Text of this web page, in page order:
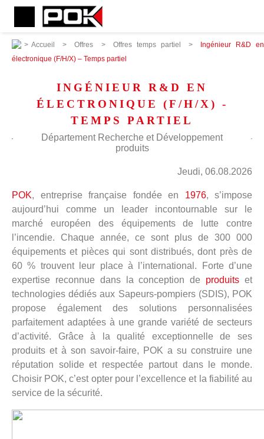
> Accueil > Offres > Offres temps partiel >
Ingénieur R&D en
électronique (F/H/X) – Temps partiel
INGÉNIEUR R&D EN
ÉLECTRONIQUE (F/H/X) -
TEMPS PARTIEL
Département Recherche et Développement
produits
Jeudi, 06.08.2026
POK, entreprise française fondée en 1976, s’impose
aujourd’hui comme un leader incontournable sur le
marché européen des équipements de lutte contre
l’incendie. Chaque année, ce sont plus de 300 000
équipements et pièces qui sont distribués, dont près de
60 % trouvent leur place à l’international. Forte d’une
expertise reconnue dans la conception de produitset
technologies dédiés aux Sapeurs-pompiers (SDIS), POK
propose également des solutions personnalisées
parfaitement adaptées à une grande variété de secteurs
d’activité. Grâce à la qualité exceptionnelle de ses
produits et à son savoir-faire, POK a su construire une
réputation solide et respectée partout dans le monde.
Choisir POK, c’est opter pour l’excellence et la fiabilité au
service de la sécurité.